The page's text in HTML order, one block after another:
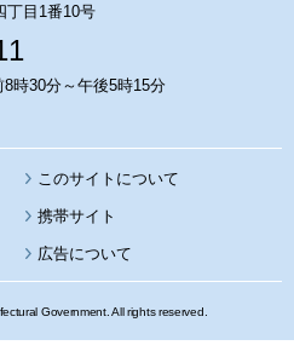
目1番10号
時30分～午後5時15分
このサイトについて
携帯サイト
広告について
Government. All rights reserved.